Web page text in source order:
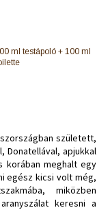
ml testápoló + 100 ml
született,
Donatellával, apjukkal
korában meghalt egy
egész kicsi volt még,
miközben
keresni a